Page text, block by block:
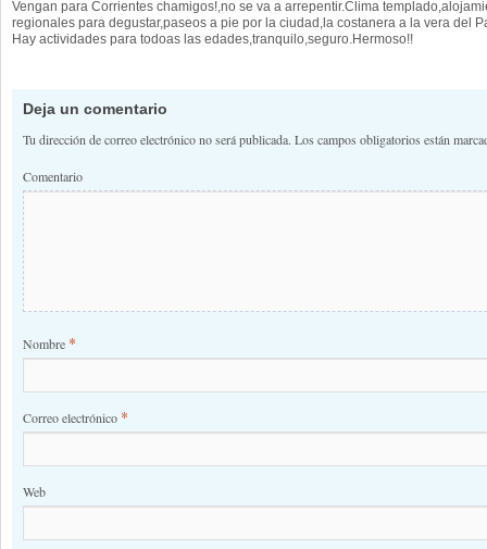
Vengan para Corrientes chamigos!,no se va a arrepentir.Clima
regionales para degustar,paseos a pie por la ciudad,la costanera a la vera del
Hay actividades para todoas las edades,tranquilo,seguro.Hermoso!!
Deja un comentario
Tu dirección de correo electrónico no será publicada. Los campos obligatorios están
Comentario
Nombre *
Correo electrónico *
Web